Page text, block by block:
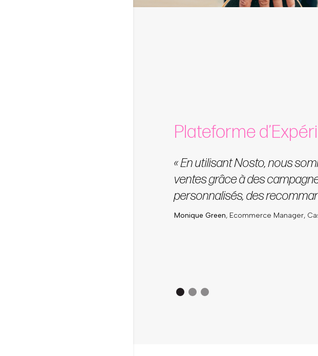
Plateforme
« En utilisant Nosto, nous
ventes grâce à des
personnalisés, des
Monique Green, Ecommerce Manager,